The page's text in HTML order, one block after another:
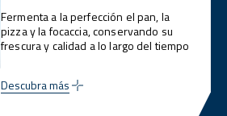
Fermenta a la perfección el pan, la
pizza y la focaccia, conservando su
frescura y calidad a lo largo del tiempo
Descubra más